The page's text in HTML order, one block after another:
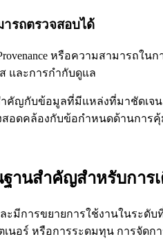
รถตรวจสอบได้
หรือความสามารถใ
และการกำกับดูแล
คัญกับข้อมูลที่มีแหล่งที่มาชัดเจน
อดคล้องกับข้อกำหนดด้านการ
ฐานสำคัญสำหรับการ
ละมีการขยายการใช้งานในระดั
เนอร์ หรือการระดมทุน การจัด